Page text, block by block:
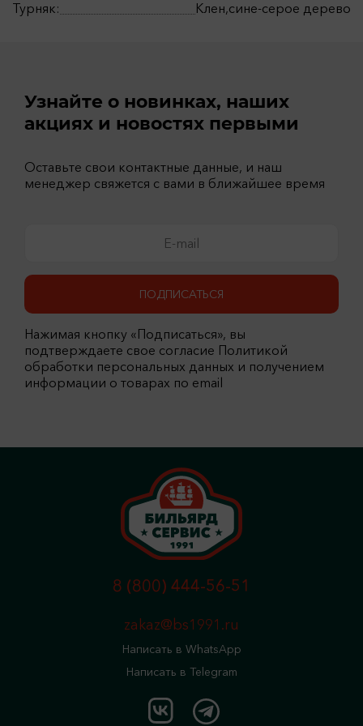
Турняк:
Клен,сине-серое дерево
Узнайте о новинках, наших
акциях и новостях первыми
Оставьте свои контактные данные, и наш
менеджер свяжется с вами в ближайшее время
ПОДПИСАТЬСЯ
Нажимая кнопку «Подписаться», вы
подтверждаете свое согласие Политикой
обработки персональных данных и получением
информации о товарах по email
8 (800) 444-56-51
zakaz@bs1991.ru
Написать в WhatsApp
Написать в Telegram